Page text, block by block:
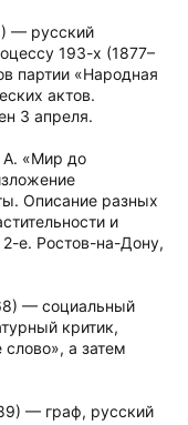
— русский
193-х (1877–
партии «Народная
актов.
3 апреля.
А. «Мир до
Описание разных
и
е. Ростов-на-Дону,
— социальный
критик,
а затем
— граф, русский